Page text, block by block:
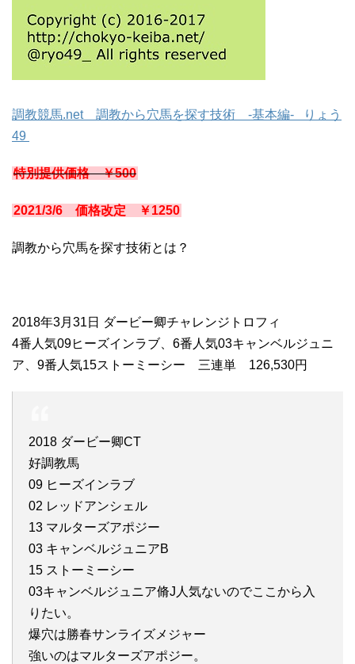
調教競馬.net 調教から穴馬を探す技術 -基本編- りょう
49
特別提供価格 ￥500
2021/3/6 価格改定 ￥1250
調教から穴馬を探す技術とは？
2018年3月31日 ダービー卿チャレンジトロフィ
4番人気09ヒーズインラブ、6番人気03キャンベルジュニ
ア、9番人気15ストーミーシー 三連単 126,530円
2018 ダービー卿CT
好調教馬
09 ヒーズインラブ
02 レッドアンシェル
13 マルターズアポジー
03 キャンベルジュニアB
15 ストーミーシー
03キャンベルジュニア脩J人気ないのでここから入
りたい。
爆穴は勝春サンライズメジャー
強いのはマルターズアポジー。